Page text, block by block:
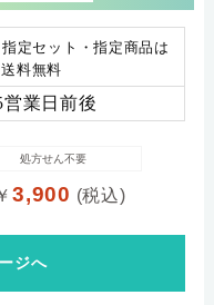
指定セット・指定商品は
送料無料
営業日前後
3,900 (税込)
処方せん不要
ジへ